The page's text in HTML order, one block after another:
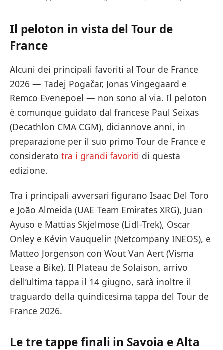
Il peloton in vista del Tour de
France
Alcuni dei principali favoriti al Tour de France
2026 — Tadej Pogačar, Jonas Vingegaard e
Remco Evenepoel — non sono al via. Il peloton
è comunque guidato dal francese Paul Seixas
(Decathlon CMA CGM), diciannove anni, in
preparazione per il suo primo Tour de France e
considerato tra i grandi favoriti di questa
edizione.
Tra i principali avversari figurano Isaac Del Toro
e João Almeida (UAE Team Emirates XRG), Juan
Ayuso e Mattias Skjelmose (Lidl-Trek), Oscar
Onley e Kévin Vauquelin (Netcompany INEOS), e
Matteo Jorgenson con Wout Van Aert (Visma
Lease a Bike). Il Plateau de Solaison, arrivo
dell’ultima tappa il 14 giugno, sarà inoltre il
traguardo della quindicesima tappa del Tour de
France 2026.
Le tre tappe finali in Savoia e Alta